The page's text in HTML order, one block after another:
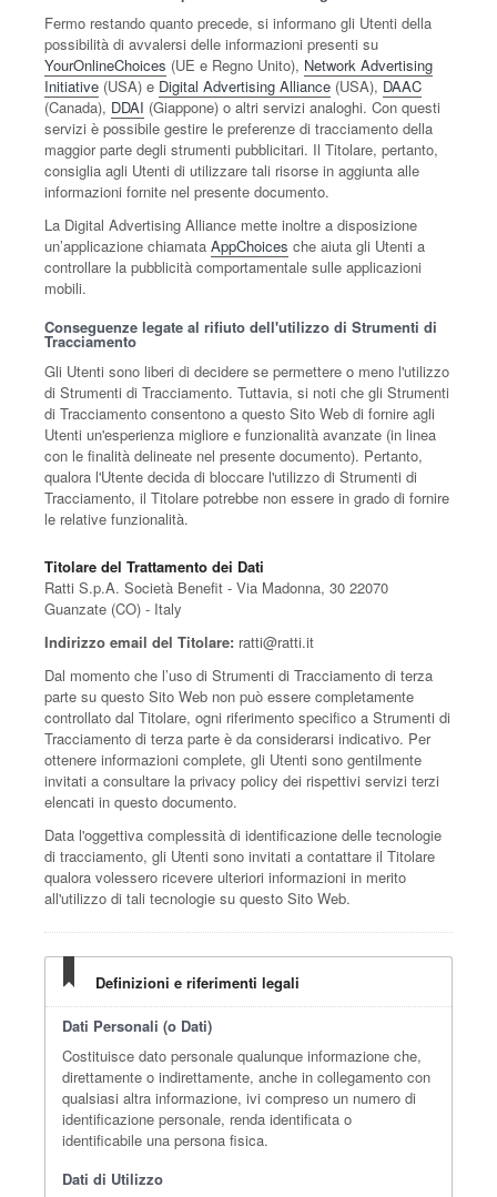
Fermo restando quanto precede, si informano gli Utenti della
possibilità di avvalersi delle informazioni presenti su
YourOnlineChoices (UE e Regno Unito), Network Advertising
Initiative (USA) e Digital Advertising Alliance (USA), DAAC
(Canada), DDAI (Giappone) o altri servizi analoghi. Con questi
servizi è possibile gestire le preferenze di tracciamento della
maggior parte degli strumenti pubblicitari. Il Titolare, pertanto,
consiglia agli Utenti di utilizzare tali risorse in aggiunta alle
informazioni fornite nel presente documento.
La Digital Advertising Alliance mette inoltre a disposizione
un’applicazione chiamata AppChoices che aiuta gli Utenti a
controllare la pubblicità comportamentale sulle applicazioni
mobili.
Conseguenze legate al rifiuto dell'utilizzo di Strumenti di
Tracciamento
Gli Utenti sono liberi di decidere se permettere o meno l'utilizzo
di Strumenti di Tracciamento. Tuttavia, si noti che gli Strumenti
di Tracciamento consentono a questo Sito Web di fornire agli
Utenti un'esperienza migliore e funzionalità avanzate (in linea
con le finalità delineate nel presente documento). Pertanto,
qualora l'Utente decida di bloccare l'utilizzo di Strumenti di
Tracciamento, il Titolare potrebbe non essere in grado di fornire
le relative funzionalità.
Titolare del Trattamento dei Dati
Ratti S.p.A. Società Benefit - Via Madonna, 30 22070
Guanzate (CO) - Italy
Indirizzo email del Titolare: ratti@ratti.it
Dal momento che l’uso di Strumenti di Tracciamento di terza
parte su questo Sito Web non può essere completamente
controllato dal Titolare, ogni riferimento specifico a Strumenti di
Tracciamento di terza parte è da considerarsi indicativo. Per
ottenere informazioni complete, gli Utenti sono gentilmente
invitati a consultare la privacy policy dei rispettivi servizi terzi
elencati in questo documento.
Data l'oggettiva complessità di identificazione delle tecnologie
di tracciamento, gli Utenti sono invitati a contattare il Titolare
qualora volessero ricevere ulteriori informazioni in merito
all'utilizzo di tali tecnologie su questo Sito Web.
Definizioni e riferimenti legali
Dati Personali (o Dati)
Costituisce dato personale qualunque informazione che,
direttamente o indirettamente, anche in collegamento con
qualsiasi altra informazione, ivi compreso un numero di
identificazione personale, renda identificata o
identificabile una persona fisica.
Dati di Utilizzo